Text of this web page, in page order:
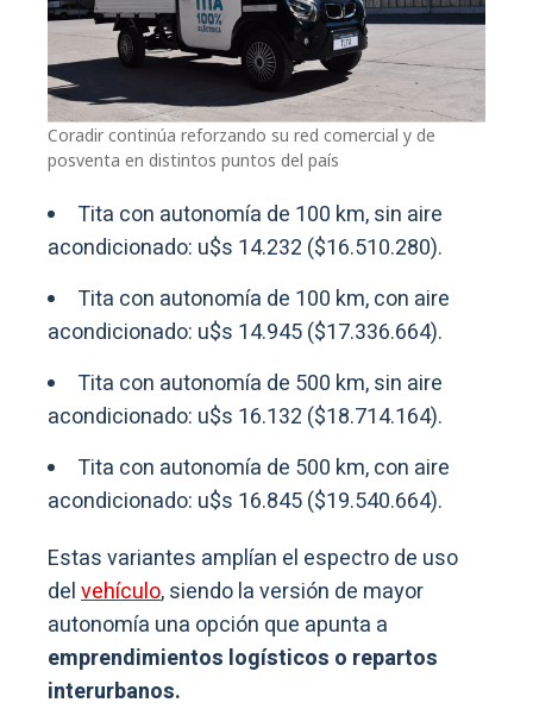
Coradir continúa reforzando su red comercial y de
posventa en distintos puntos del país
Tita con autonomía de 100 km, sin aire
acondicionado: u$s 14.232 ($16.510.280).
Tita con autonomía de 100 km, con aire
acondicionado: u$s 14.945 ($17.336.664).
Tita con autonomía de 500 km, sin aire
acondicionado: u$s 16.132 ($18.714.164).
Tita con autonomía de 500 km, con aire
acondicionado: u$s 16.845 ($19.540.664).
Estas variantes amplían el espectro de uso
delvehículo, siendo la versión de mayor
autonomía una opción que apunta a
emprendimientos logísticos o repartos
interurbanos.